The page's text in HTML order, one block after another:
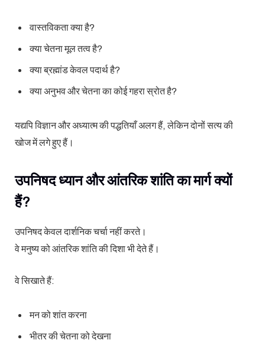
वास्तविकता क्या है?
क्या चेतना मूल तत्व है?
क्या ब्रह्मांड केवल पदार्थ है?
क्या अनुभव और चेतना का कोई गहरा स्रोत है?
यद्यपि विज्ञान और अध्यात्म की पद्धतियाँ अलग हैं, लेकिन दोनों सत्य की
खोज में लगे हुए हैं।
उपनिषद ध्यान और आंतरिक शांति का मार्ग क्यों
हैं?
उपनिषद केवल दार्शनिक चर्चा नहीं करते।
वे मनुष्य को आंतरिक शांति की दिशा भी देते हैं।
वे सिखाते हैं:
मन को शांत करना
भीतर की चेतना को देखना